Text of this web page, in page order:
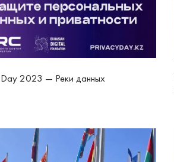
2023 — Реки данных